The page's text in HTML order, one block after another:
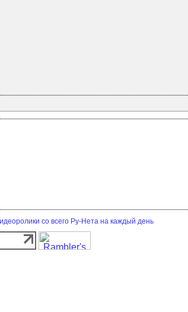
со всего Ру-Нета на каждый день